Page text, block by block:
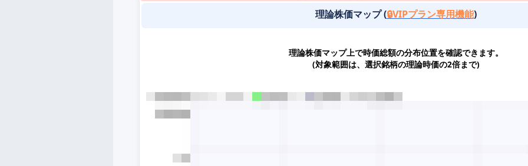
理論株価マップ (🔒VIPプラン専用機能)
理論株価マップ上で時価総額の分布位置を確認できます。
(対象範囲は、選択銘柄の理論時価の2倍まで)